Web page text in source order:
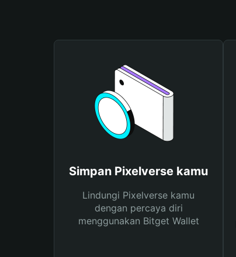
Simpan Pixelverse kamu
Lindungi Pixelverse kamu
dengan percaya diri
menggunakan Bitget Wallet